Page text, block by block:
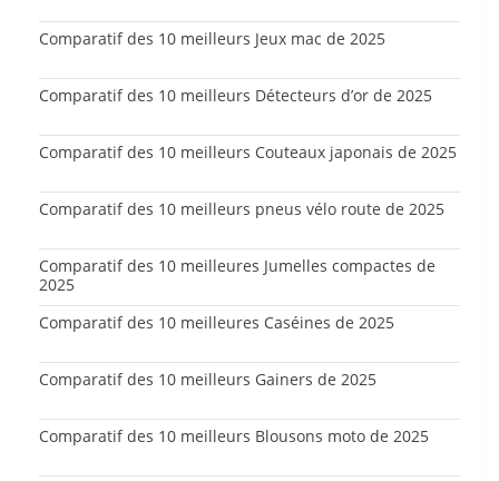
Comparatif des 10 meilleurs Jeux mac de 2025
Comparatif des 10 meilleurs Détecteurs d’or de 2025
Comparatif des 10 meilleurs Couteaux japonais de 2025
Comparatif des 10 meilleurs pneus vélo route de 2025
Comparatif des 10 meilleures Jumelles compactes de
2025
Comparatif des 10 meilleures Caséines de 2025
Comparatif des 10 meilleurs Gainers de 2025
Comparatif des 10 meilleurs Blousons moto de 2025